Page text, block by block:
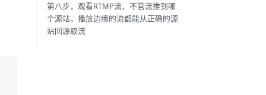
第八步，观看RTMP流，不管流推到哪
个源站，播放边缘的流都能从正确的源
站回源取流